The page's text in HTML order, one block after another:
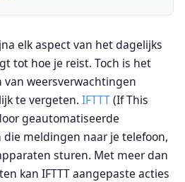
elk aspect van het dagelijks
tot hoe je reist. Toch is het
weersverwachtingen
te vergeten. IFTTT(If This
geautomatiseerde
meldingen naar je telefoon,
sturen. Met meer dan
kan IFTTT aangepaste acties